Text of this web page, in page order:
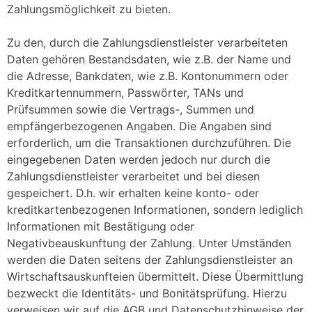
Zahlungsmöglichkeit zu bieten.
Zu den, durch die Zahlungsdienstleister verarbeiteten
Daten gehören Bestandsdaten, wie z.B. der Name und
die Adresse, Bankdaten, wie z.B. Kontonummern oder
Kreditkartennummern, Passwörter, TANs und
Prüfsummen sowie die Vertrags-, Summen und
empfängerbezogenen Angaben. Die Angaben sind
erforderlich, um die Transaktionen durchzuführen. Die
eingegebenen Daten werden jedoch nur durch die
Zahlungsdienstleister verarbeitet und bei diesen
gespeichert. D.h. wir erhalten keine konto- oder
kreditkartenbezogenen Informationen, sondern lediglich
Informationen mit Bestätigung oder
Negativbeauskunftung der Zahlung. Unter Umständen
werden die Daten seitens der Zahlungsdienstleister an
Wirtschaftsauskunfteien übermittelt. Diese Übermittlung
bezweckt die Identitäts- und Bonitätsprüfung. Hierzu